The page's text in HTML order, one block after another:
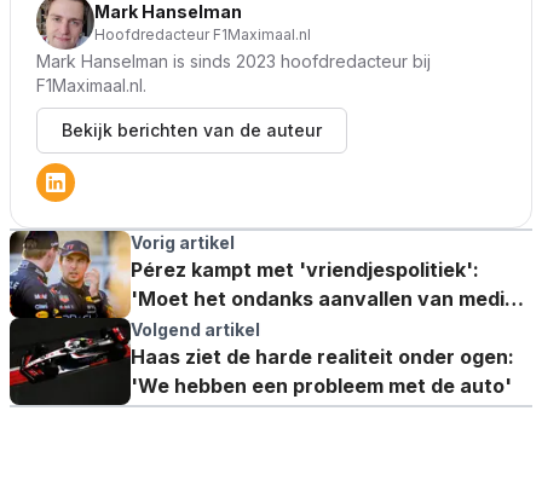
Mark Hanselman
Hoofdredacteur F1Maximaal.nl
Mark Hanselman is sinds 2023 hoofdredacteur bij
F1Maximaal.nl.
Bekijk berichten van de auteur
Vorig artikel
Pérez kampt met 'vriendjespolitiek':
'Moet het ondanks aanvallen van media
en zijn eigen team waarmaken'
Volgend artikel
Haas ziet de harde realiteit onder ogen:
'We hebben een probleem met de auto'